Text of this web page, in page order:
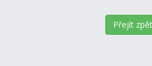
Přejít zpět